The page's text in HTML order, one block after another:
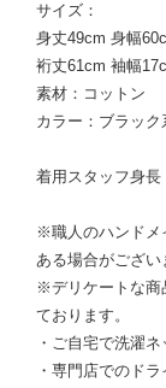
サイズ：
身丈49cm 身幅
裄丈61cm 袖幅
素材：コットン
カラー：ブラック
着用スタッフ身長
※職人のハンドメ
ある場合がござい
※デリケートな商
ております。
・ご自宅で洗濯
・専門店でのド